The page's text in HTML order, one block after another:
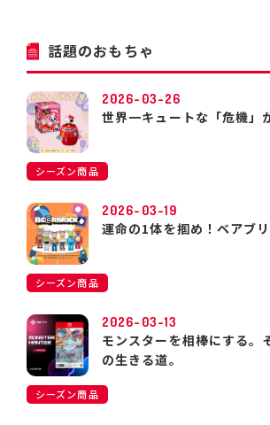
話題のおもちゃ
2026-03-26
世界一キュートな「危機」
シーズン商品
2026-03-19
運命の1体を掴め！ベアブ
シーズン商品
2026-03-13
モンスターを相棒にする。
の生きる道。
シーズン商品